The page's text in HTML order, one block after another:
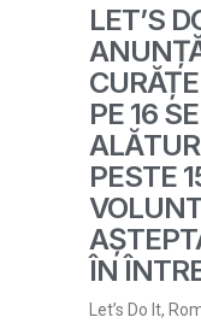
LET’S
PE 16
PESTE
ÎN
Let’s Do It,